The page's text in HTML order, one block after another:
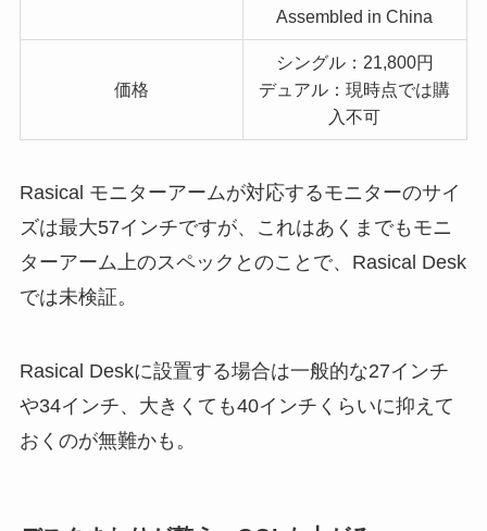
Assembled in China
価格
シングル：21,800円
デュアル：現時点では購
入不可
Rasical モニターアームが対応するモニターのサイ
ズは最大57インチですが、これはあくまでもモニ
ターアーム上のスペックとのことで、Rasical Desk
では未検証。
Rasical Deskに設置する場合は一般的な27インチ
や34インチ、大きくても40インチくらいに抑えて
おくのが無難かも。